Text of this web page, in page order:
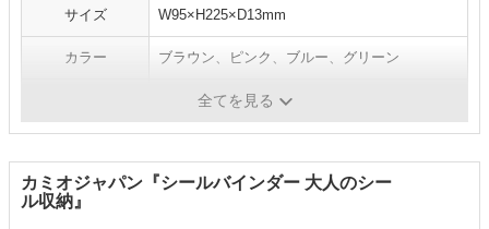
サイズ W95×H225×D13mm
カラー ブラウン、ピンク、ブルー、グリーン
カミオジャパン
全てを見る
カミオジャパン『シールバインダー 大人のシー
ル収納』